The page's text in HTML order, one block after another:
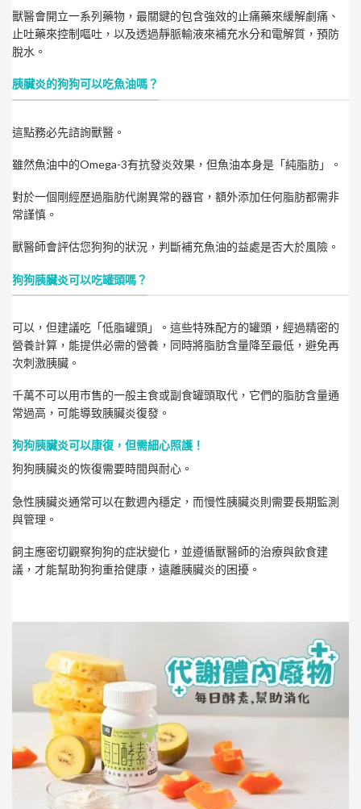
獸醫會開立一系列藥物，最關鍵的包含強效的止痛藥來緩解劇痛、
止吐藥來控制嘔吐，以及透過靜脈輸液來補充水分和電解質，預防
脫水。
胰臟炎的狗狗可以吃魚油嗎？
這點務必先諮詢獸醫。
雖然魚油中的Omega-3有抗發炎效果，但魚油本身是「純脂肪」。
對於一個剛經歷過脂肪代謝異常的器官，額外添加任何脂肪都需非
常謹慎。
獸醫師會評估您狗狗的狀況，判斷補充魚油的益處是否大於風險。
狗狗胰臟炎可以吃罐頭嗎？
可以，但建議吃「低脂罐頭」。這些特殊配方的罐頭，經過精密的
營養計算，能提供必需的營養，同時將脂肪含量降至最低，避免再
次刺激胰臟。
千萬不可以用市售的一般主食或副食罐頭取代，它們的脂肪含量通
常過高，可能導致胰臟炎復發。
狗狗胰臟炎可以康復，但需細心照護！
狗狗胰臟炎的恢復需要時間與耐心。
急性胰臟炎通常可以在數週內穩定，而慢性胰臟炎則需要長期監測
與管理。
飼主應密切觀察狗狗的症狀變化，並遵循獸醫師的治療與飲食建
議，才能幫助狗狗重拾健康，遠離胰臟炎的困擾。